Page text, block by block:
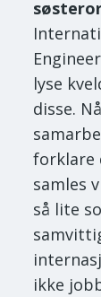
lyse
disse.
forklare
samles
så lite
ikke